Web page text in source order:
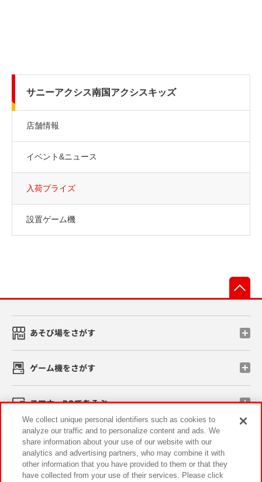
サニーアクシス南国アクシスキッズ
店舗情報
イベント&ニュース
入荷プライズ
設置ゲーム機
あそび場をさがす
ゲーム機をさがす
スマホ・PCであそぶ
イベント・キャンペーン
We collect unique personal identifiers such as cookies to
analyze our traffic and to personalize content and ads. We
share information about your use of our website with our
analytics and advertising partners, who may combine it with
other information that you have provided to them or that they
have collected from your use of their services. Please click